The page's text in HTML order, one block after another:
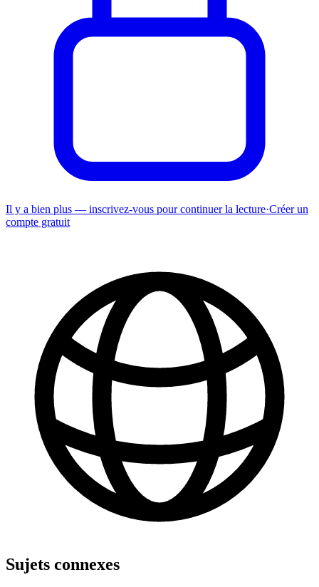
Il y a bien plus — inscrivez-vous pour continuer la lecture·Créer un
compte gratuit
Sujets connexes